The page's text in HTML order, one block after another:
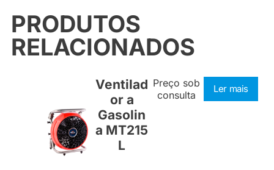
PRODUTOS
RELACIONADOS
Ventilad
or a
Gasolin
a MT215
L
Preço sob
consulta
Ler mais